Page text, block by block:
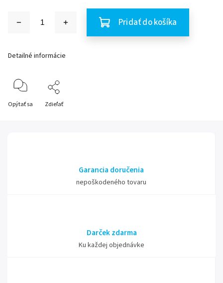
Pridať do košíka
Detailné informácie
Opýtať sa Zdieľať
Garancia doručenia
nepoškodeného tovaru
Darček zdarma
Ku každej objednávke